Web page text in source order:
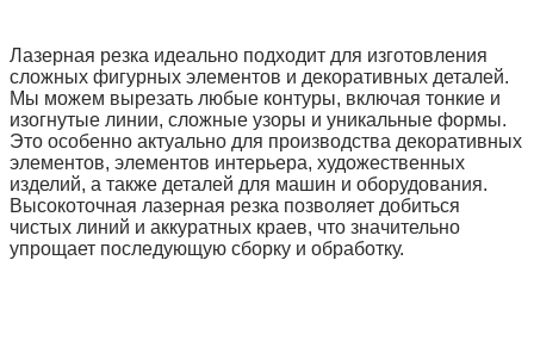
Лазерная резка идеально подходит для изготовления
сложных фигурных элементов и декоративных деталей.
Мы можем вырезать любые контуры, включая тонкие и
изогнутые линии, сложные узоры и уникальные формы.
Это особенно актуально для производства декоративных
элементов, элементов интерьера, художественных
изделий, а также деталей для машин и оборудования.
Высокоточная лазерная резка позволяет добиться
чистых линий и аккуратных краев, что значительно
упрощает последующую сборку и обработку.